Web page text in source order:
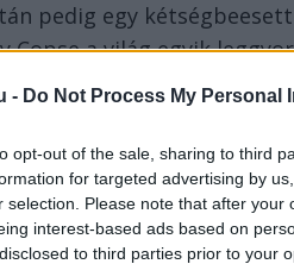
- Do Not Process My Personal
opt-out of the sale, sharing to third
for targeted advertising by
selection. Please note that after
interest-based ads based on
to third parties prior to your
pedig egy
a világ egyik
egy piszkos manőver
szállították,
miatt.
az alábbi gombokkal: